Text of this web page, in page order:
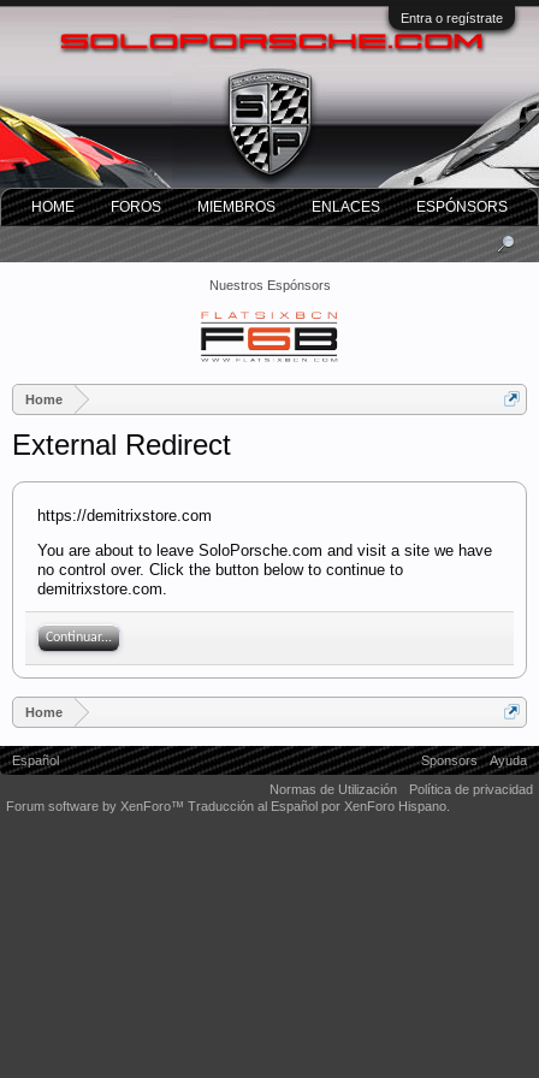
Entra o regístrate
Nuestros Espónsors
Home
External Redirect
https://demitrixstore.com
You are about to leave SoloPorsche.com and visit a site we have
no control over. Click the button below to continue to
demitrixstore.com.
Continuar...
Home
HOME FOROS MIEMBROS ENLACES ESPÓNSORS
Español Sponsors
Ayuda
Normas de Utilización
Política de privacidad
Forum software by XenForo™ Traducción al Español por XenForo Hispano.